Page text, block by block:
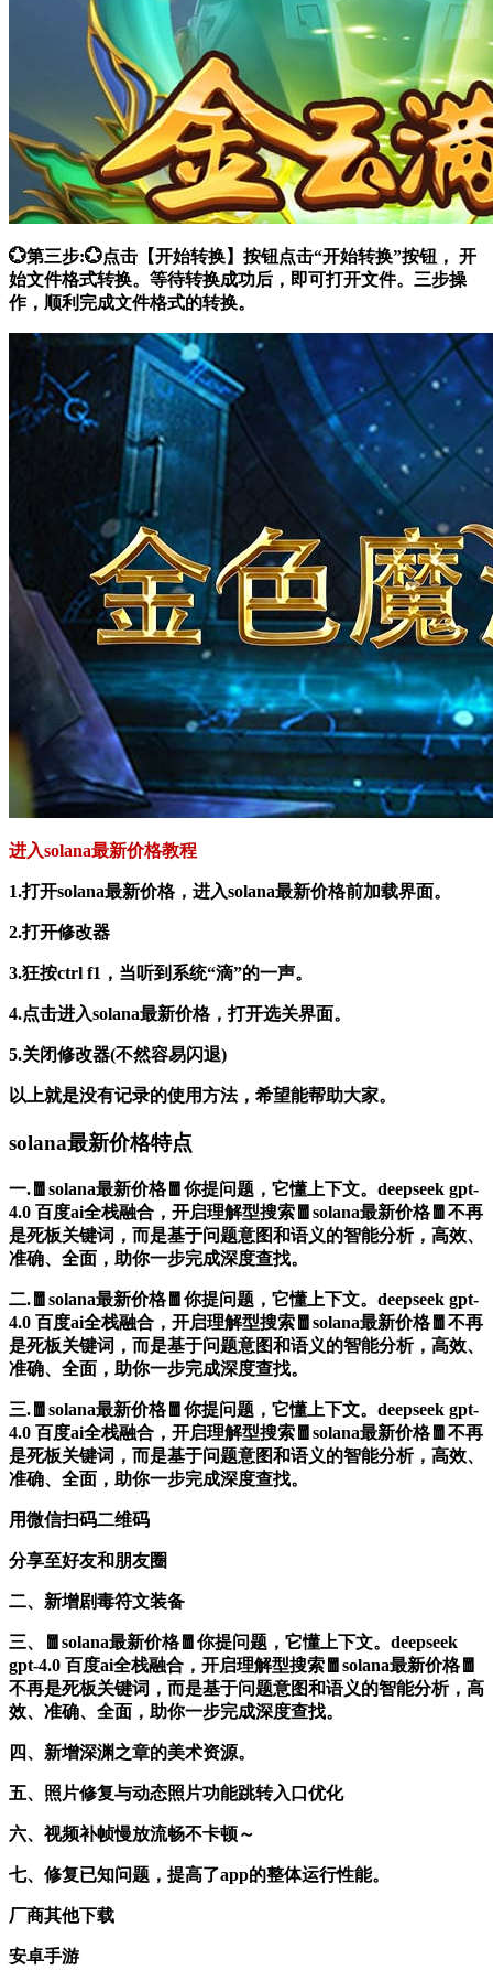
💮第三步:💮点击【开始转换】按钮点击“开始转换”按钮， 开
始文件格式转换。等待转换成功后，即可打开文件。三步操
作，顺利完成文件格式的转换。
进入solana最新价格教程
1.打开solana最新价格，进入solana最新价格前加载界面。
2.打开修改器
3.狂按ctrl f1，当听到系统“滴”的一声。
4.点击进入solana最新价格，打开选关界面。
5.关闭修改器(不然容易闪退)
以上就是没有记录的使用方法，希望能帮助大家。
solana最新价格特点
一.🧧solana最新价格🧧你提问题，它懂上下文。deepseek gpt-
4.0 百度ai全栈融合，开启理解型搜索🧧solana最新价格🧧不再
是死板关键词，而是基于问题意图和语义的智能分析，高效、
准确、全面，助你一步完成深度查找。
二.🧧solana最新价格🧧你提问题，它懂上下文。deepseek gpt-
4.0 百度ai全栈融合，开启理解型搜索🧧solana最新价格🧧不再
是死板关键词，而是基于问题意图和语义的智能分析，高效、
准确、全面，助你一步完成深度查找。
三.🧧solana最新价格🧧你提问题，它懂上下文。deepseek gpt-
4.0 百度ai全栈融合，开启理解型搜索🧧solana最新价格🧧不再
是死板关键词，而是基于问题意图和语义的智能分析，高效、
准确、全面，助你一步完成深度查找。
用微信扫码二维码
分享至好友和朋友圈
二、新增剧毒符文装备
三、🧧solana最新价格🧧你提问题，它懂上下文。deepseek
gpt-4.0 百度ai全栈融合，开启理解型搜索🧧solana最新价格🧧
不再是死板关键词，而是基于问题意图和语义的智能分析，高
效、准确、全面，助你一步完成深度查找。
四、新增深渊之章的美术资源。
五、照片修复与动态照片功能跳转入口优化
六、视频补帧慢放流畅不卡顿～
七、修复已知问题，提高了app的整体运行性能。
厂商其他下载
安卓手游